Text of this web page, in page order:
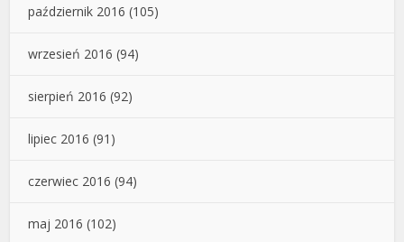
październik 2016 (105)
wrzesień 2016 (94)
sierpień 2016 (92)
lipiec 2016 (91)
czerwiec 2016 (94)
maj 2016 (102)